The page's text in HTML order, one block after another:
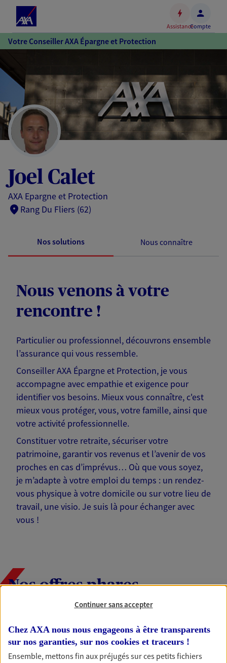
Accéder
au
Accéder
au
pied
de
page
AssistanceCompte
Votre Conseiller AXA Épargne et Protection
Joel Calet
AXA Epargne et Protection
Rang Du Fliers (62)
Nos solutions Nous connaître
Nous venons à votre
rencontre !
Particulier ou professionnel, découvrons ensemble
l’assurance qui vous ressemble.
Conseiller AXA Épargne et Protection, je vous
accompagne avec empathie et exigence pour
identifier vos besoins. Mieux vous connaître, c'est
mieux vous protéger, vous, votre famille, ainsi que
votre activité professionnelle.
Constituer votre retraite, sécuriser votre
patrimoine, garantir vos revenus et l’avenir de vos
proches en cas d’imprévus… Où que vous soyez,
je m’adapte à votre emploi du temps : un rendez-
vous physique à votre domicile ou sur votre lieu de
travail, une visio. Je suis là pour échanger avec
vous !
Nos offres phares
Épargne
Réalisez vos projets grâce à votre épargne : achat
immobilier, études des enfants ou voyage autour
Continuer sans accepter
Chez AXA nous nous engageons à être transparents
sur nos garanties, sur nos cookies et traceurs !
Ensemble, mettons fin aux préjugés sur ces petits fichiers